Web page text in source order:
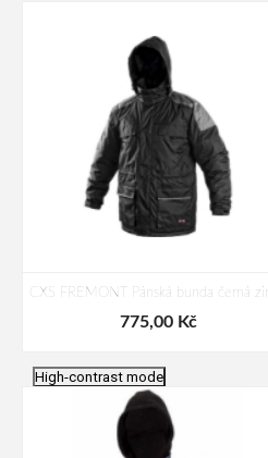
CXS FREMONT Pánská bunda černá
775,00 Kč
High-contrast mode